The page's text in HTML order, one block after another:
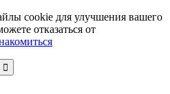
cookie для улучшения вашего
отказаться от